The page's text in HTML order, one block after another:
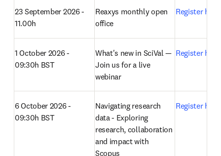
23 September 2026 -
11.00h
Reaxys monthly open
office
Register here
1 October 2026 -
09:30h BST
What's new in SciVal —
Join us for a live
webinar
Register here
6 October 2026 -
09:30h BST
Navigating research
data - Exploring
research, collaboration
and impact with
Scopus
Register here